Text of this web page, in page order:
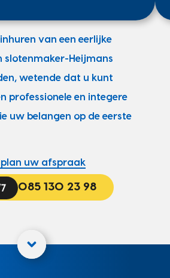
van een eerlijke
slotenmaker-Heijmans
wetende dat u kunt
professionele en integere
uw belangen op de eerste
plan uw afspraak
085 130 23 98